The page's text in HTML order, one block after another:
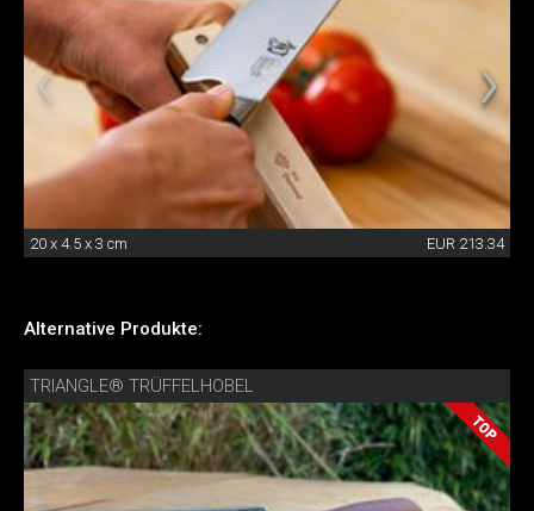
20 x 4.5 x 3 cm EUR 213.34
Alternative Produkte:
TRIANGLE® TRÜFFELHOBEL